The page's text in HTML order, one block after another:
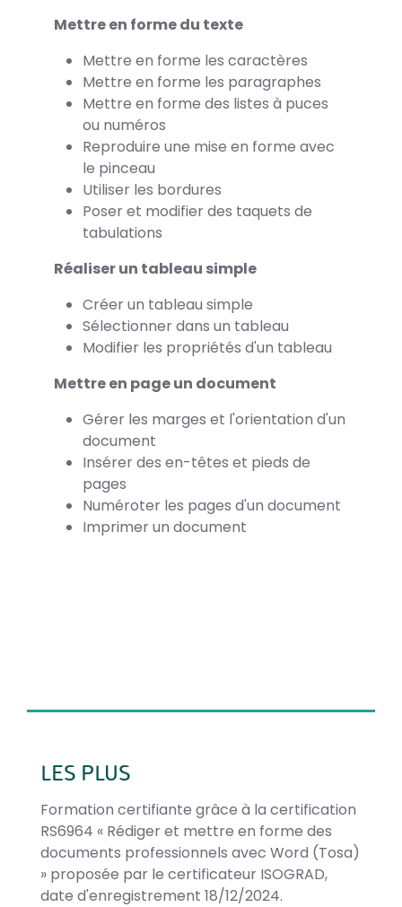
Mettre en forme du texte
Mettre en forme les caractères
Mettre en forme les paragraphes
Mettre en forme des listes à puces
ou numéros
Reproduire une mise en forme avec
le pinceau
Utiliser les bordures
Poser et modifier des taquets de
tabulations
Réaliser un tableau simple
Créer un tableau simple
Sélectionner dans un tableau
Modifier les propriétés d'un tableau
Mettre en page un document
Gérer les marges et l'orientation d'un
document
Insérer des en-têtes et pieds de
pages
Numéroter les pages d'un document
Imprimer un document
LES PLUS
Formation certifiante grâce à la certification
RS6964 « Rédiger et mettre en forme des
documents professionnels avec Word (Tosa)
» proposée par le certificateur ISOGRAD,
date d'enregistrement 18/12/2024.